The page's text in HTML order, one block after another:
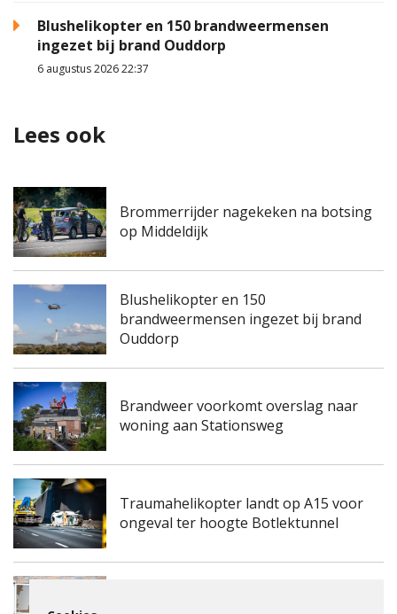
Blushelikopter en 150 brandweermensen
ingezet bij brand Ouddorp
6 augustus 2026 22:37
Lees ook
Brommerrijder nagekeken na botsing
op Middeldijk
Blushelikopter en 150
brandweermensen ingezet bij brand
Ouddorp
Brandweer voorkomt overslag naar
woning aan Stationsweg
Traumahelikopter landt op A15 voor
ongeval ter hoogte Botlektunnel